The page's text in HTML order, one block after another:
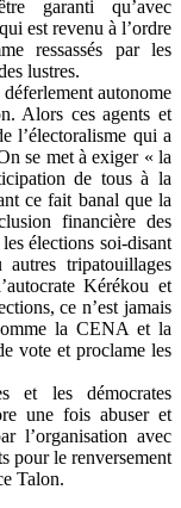
garanti qu’avec
est revenu à l’ordre
ressassés par les
lustres.
autonome
Alors ces agents et
l’électoralisme qui a
se met à exiger « la
de tous à la
ce fait banal que la
financière des
élections soi-disant
tripatouillages
Kérékou et
ce n’est jamais
la CENA et la
vote et proclame les
et les démocrates
une fois abuser et
l’organisation avec
pour le renversement
Talon.